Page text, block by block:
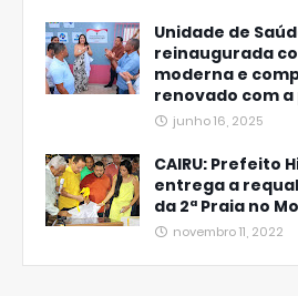
Unidade de
reinaugurada
moderna e
renovado com
junho 16, 2025
CAIRU: Prefeito
entrega a
da 2ª Praia no
novembro 11, 2022